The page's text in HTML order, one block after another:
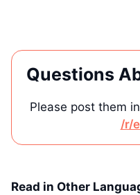
Questions
Please post them
/r/
Read in Other